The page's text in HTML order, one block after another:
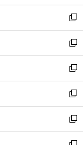
ウ
で
開
く
ン
ド
ウ
で
開
く
新
し
い
ウ
ィ
ン
ド
ウ
で
開
新
し
い
ウ
ィ
ン
ド
ウ
新
し
い
ウ
ィ
ン
新
し
い
ウ
新
し